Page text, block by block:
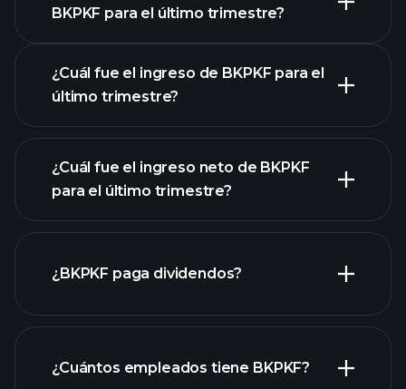
BKPKF para el último trimestre?
las ganancias de
BKPKF
¿Cuál fue el ingreso de BKPKF para el
último trimestre?
financieros de BKPKF
¿Cuál fue el ingreso neto de BKPKF
para el último trimestre?
¿BKPKF paga dividendos?
acciones de alto dividendo
¿Cuántos empleados tiene BKPKF?